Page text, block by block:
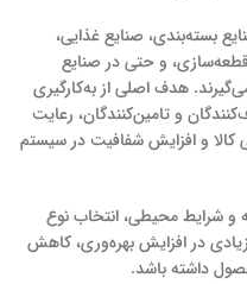
بسته‌بندی، صنایع غذایی،
قطعه‌سازی، و حتی در صنایع
هدف اصلی از به‌کارگیری
و تامین‌کنندگان، رعایت
کالا و افزایش شفافیت در سیستم
و شرایط محیطی، انتخاب نوع
در افزایش بهره‌وری، کاهش
داشته باشد.